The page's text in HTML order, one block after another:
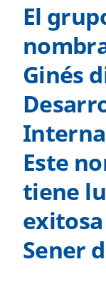
El
Ginés
Este
tiene
Sener